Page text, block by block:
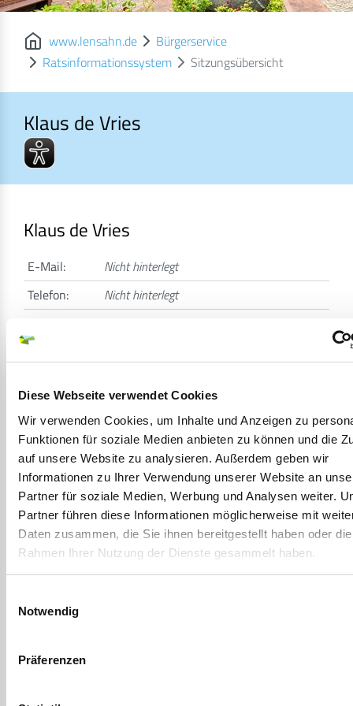
Diese Webseite verwendet Cookies
Wir verwenden Cookies, um Inhalte und Anzeigen zu
Funktionen für soziale Medien anbieten zu können und die
auf unsere Website zu analysieren. Außerdem geben wir
Informationen zu Ihrer Verwendung unserer Website an
Partner für soziale Medien, Werbung und Analysen weiter.
Partner führen diese Informationen möglicherweise mit
Daten zusammen, die Sie ihnen bereitgestellt haben oder
Rahmen Ihrer Nutzung der Dienste gesammelt haben.
Notwendig
Präferenzen
www.lensahn.de
Bürgerservice
Ratsinformationssystem
Sitzungsübersicht
Klaus de Vries
Klaus de Vries
Klaus de Vries
E-Mail:
Nicht hinterlegt
Telefon:
Nicht hinterlegt
Ausschüsse Funktion
Von
Amtsausschuss (AA1)
stv.
Ausschussmitglied
13.06.2023
Amtsausschuss (AA1) stv. Bürgermeister
15.07.2021
Ausschuss für Soziales,
Jugend, Sport und Kultur
Ausschussmitglied 22.04.2003
Jugend, Sport und Kultur
Bau- und